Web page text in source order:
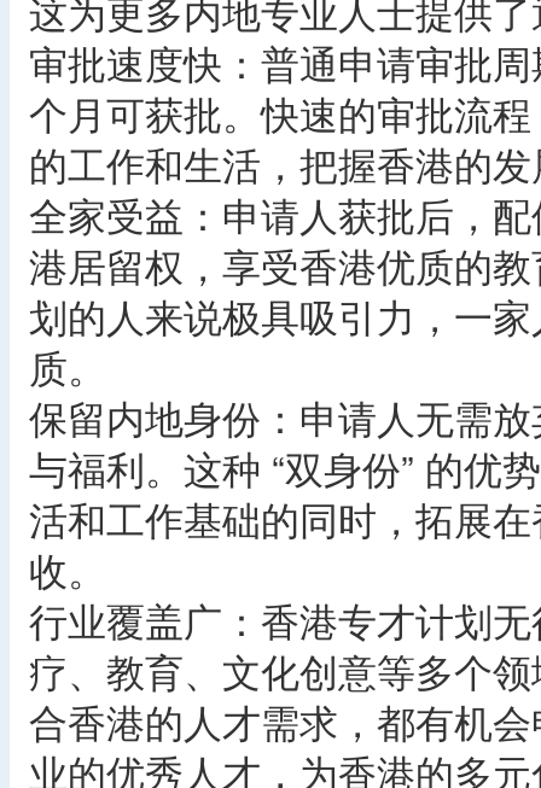
这为更多内地专业人士提供
审批速度快：普通申请审批
个月可获批。快速的审批流
的工作和生活，把握香港的
全家受益：申请人获批后，
港居留权，享受香港优质的
划的人来说极具吸引力，一
质。
保留内地身份：申请人无需
与福利。这种 “双身份” 的优
活和工作基础的同时，拓展
收。
行业覆盖广：香港专才计划
疗、教育、文化创意等多个
合香港的人才需求，都有机
业的优秀人才，为香港的多